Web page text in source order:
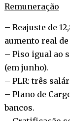
Remuneração
– Reajuste de
aumento real de
– Piso igual ao
(em junho).
– PLR: três
– Plano de
bancos.